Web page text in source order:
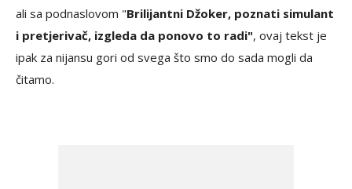
ali sa podnaslovom "Brilijantni Džoker, poznati simulant
i pretjerivač, izgleda da ponovo to radi", ovaj tekst je
ipak za nijansu gori od svega što smo do sada mogli da
čitamo.